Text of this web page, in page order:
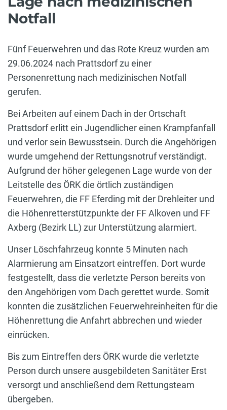
Notfall
Fünf Feuerwehren und das Rote Kreuz wurden am
29.06.2024 nach Prattsdorf zu einer
Personenrettung nach medizinischen Notfall
gerufen.
Bei Arbeiten auf einem Dach in der Ortschaft
Prattsdorf erlitt ein Jugendlicher einen Krampfanfall
und verlor sein Bewusstsein. Durch die Angehörigen
wurde umgehend der Rettungsnotruf verständigt.
Aufgrund der höher gelegenen Lage wurde von der
Leitstelle des ÖRK die örtlich zuständigen
Feuerwehren, die FF Eferding mit der Drehleiter und
die Höhenretterstützpunkte der FF Alkoven und FF
Axberg (Bezirk LL) zur Unterstützung alarmiert.
Unser Löschfahrzeug konnte 5 Minuten nach
Alarmierung am Einsatzort eintreffen. Dort wurde
festgestellt, dass die verletzte Person bereits von
den Angehörigen vom Dach gerettet wurde. Somit
konnten die zusätzlichen Feuerwehreinheiten für die
Höhenrettung die Anfahrt abbrechen und wieder
einrücken.
Bis zum Eintreffen ders ÖRK wurde die verletzte
Person durch unsere ausgebildeten Sanitäter Erst
versorgt und anschließend dem Rettungsteam
übergeben.